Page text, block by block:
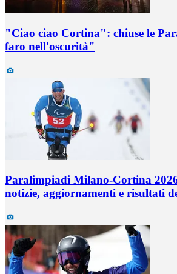
"Ciao ciao Cortina": chiuse le
faro nell'oscurità"
Paralimpiadi Milano-Cortina
notizie, aggiornamenti e risultati